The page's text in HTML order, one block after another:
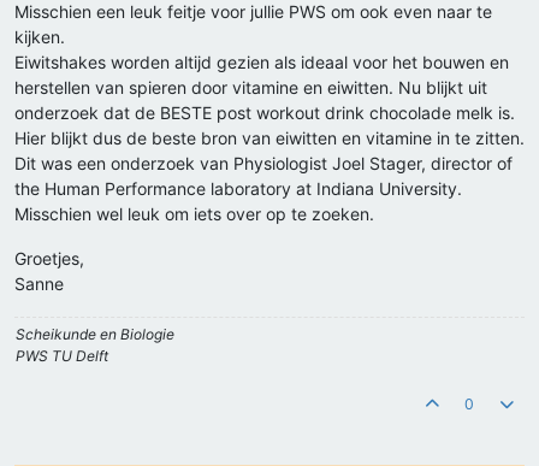
Misschien een leuk feitje voor jullie PWS om ook even naar te
kijken.
Eiwitshakes worden altijd gezien als ideaal voor het bouwen en
herstellen van spieren door vitamine en eiwitten. Nu blijkt uit
onderzoek dat de BESTE post workout drink chocolade melk is.
Hier blijkt dus de beste bron van eiwitten en vitamine in te zitten.
Dit was een onderzoek van Physiologist Joel Stager, director of
the Human Performance laboratory at Indiana University.
Misschien wel leuk om iets over op te zoeken.
Groetjes,
Sanne
Scheikunde en Biologie
PWS TU Delft
0